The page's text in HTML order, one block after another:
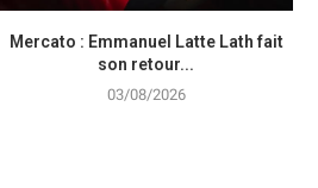
Mercato : Emmanuel Latte Lath fait
son retour...
03/08/2026